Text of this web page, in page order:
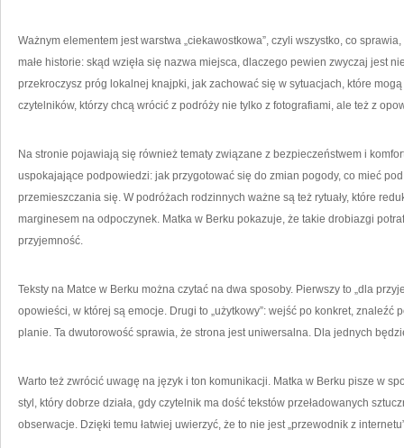
Ważnym elementem jest warstwa „ciekawostkowa”, czyli wszystko, co
małe historie: skąd wzięła się nazwa miejsca, dlaczego pewien zwyczaj jest
przekroczysz próg lokalnej knajpki, jak zachować się w sytuacjach, które
czytelników, którzy chcą wrócić z podróży nie tylko z fotografiami, ale też z
Na stronie pojawiają się również tematy związane z bezpieczeństwem i
uspokajające podpowiedzi: jak przygotować się do zmian pogody, co mieć
przemieszczania się. W podróżach rodzinnych ważne są też rytuały, które
marginesem na odpoczynek. Matka w Berku pokazuje, że takie drobiazgi
przyjemność.
Teksty na Matce w Berku można czytać na dwa sposoby. Pierwszy to „dla
opowieści, w której są emocje. Drugi to „użytkowy”: wejść po konkret, znaleźć
planie. Ta dwutorowość sprawia, że strona jest uniwersalna. Dla jednych
Warto też zwrócić uwagę na język i ton komunikacji. Matka w Berku pisze w
styl, który dobrze działa, gdy czytelnik ma dość tekstów przeładowanych
obserwacje. Dzięki temu łatwiej uwierzyć, że to nie jest „przewodnik z